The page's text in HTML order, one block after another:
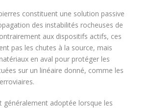
constituent une solution passive
des instabilités rocheuses de
aux dispositifs actifs, ces
pas les chutes à la source, mais
en aval pour protéger les
sur un linéaire donné, comme les
généralement adoptée lorsque les